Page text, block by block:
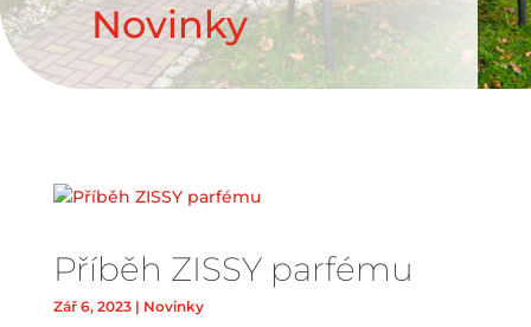
Novinky
Příběh ZISSY parfému
Zář 6, 2023| Novinky